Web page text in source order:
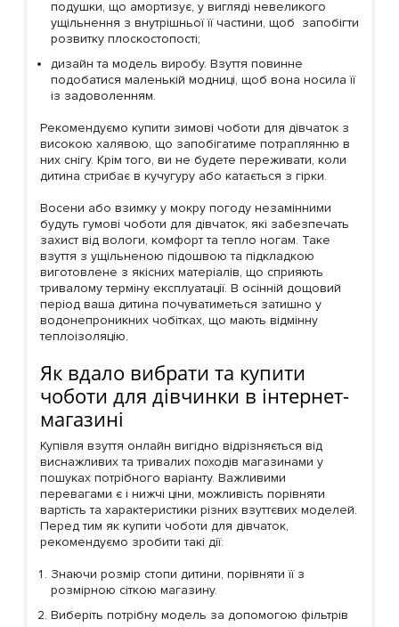
подушки, що амортизує, у вигляді невеликого
ущільнення з внутрішньої її частини, щоб запобігти
розвитку плоскостопості;
дизайн та модель виробу. Взуття повинне
подобатися маленькій модниці, щоб вона носила її
із задоволенням.
Рекомендуємо купити зимові чоботи для дівчаток з
високою халявою, що запобігатиме потраплянню в
них снігу. Крім того, ви не будете переживати, коли
дитина стрибає в кучугуру або катається з гірки.
Восени або взимку у мокру погоду незамінними
будуть гумові чоботи для дівчаток, які забезпечать
захист від вологи, комфорт та тепло ногам. Таке
взуття з ущільненою підошвою та підкладкою
виготовлене з якісних матеріалів, що сприяють
тривалому терміну експлуатації. В осінній дощовий
період ваша дитина почуватиметься затишно у
водонепроникних чобітках, що мають відмінну
теплоізоляцію.
Як вдало вибрати та купити
чоботи для дівчинки в інтернет-
магазині
Купівля взуття онлайн вигідно відрізняється від
виснажливих та тривалих походів магазинами у
пошуках потрібного варіанту. Важливими
перевагами є і нижчі ціни, можливість порівняти
вартість та характеристики різних взуттєвих моделей.
Перед тим як купити чоботи для дівчаток,
рекомендуємо зробити такі дії:
Знаючи розмір стопи дитини, порівняти її з
розмірною сіткою магазину.
Виберіть потрібну модель за допомогою фільтрів